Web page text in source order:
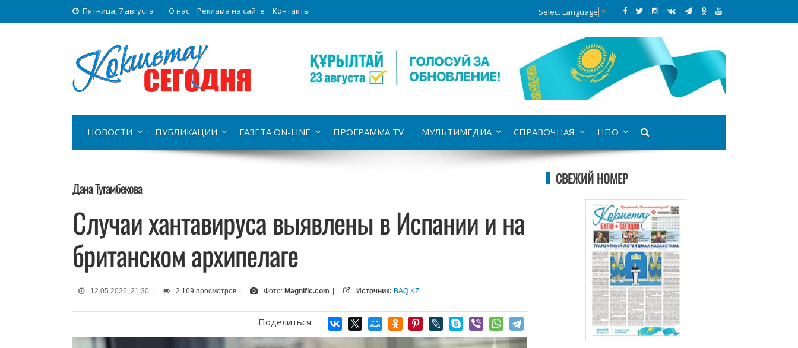
Пятница, 7 августа О нас Реклама на сайте Контакты Select Language ▼
НОВОСТИ ПУБЛИКАЦИИ ГАЗЕТА ON-LINE ПРОГРАММА TV МУЛЬТИМЕДИА СПРАВОЧНАЯ НПО
Дана Тугамбекова
Случаи хантавируса выявлены в Испании и на
британском архипелаге
12.05.2026, 21:30 | 2 169 просмотров | Фото: Magnific.com | Источник: BAQ.KZ
Поделиться:
СВЕЖИЙ НОМЕР